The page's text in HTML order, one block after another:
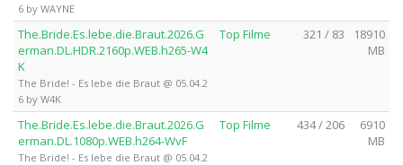
6 by WAYNE
The.Bride.Es.lebe.die.Braut.2026.G
erman.DL.HDR.2160p.WEB.h265-W4
K
The Bride! - Es lebe die Braut @ 05.04.2
6 by W4K
Top Filme 321 / 83
18910
MB
The.Bride.Es.lebe.die.Braut.2026.G
erman.DL.1080p.WEB.h264-WvF
The Bride! - Es lebe die Braut @ 05.04.2
Top Filme 434 / 206
6910
MB